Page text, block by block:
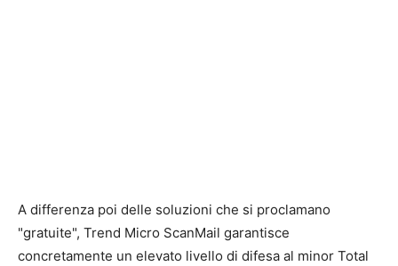
A differenza poi delle soluzioni che si proclamano
"gratuite", Trend Micro ScanMail garantisce
concretamente un elevato livello di difesa al minor Total